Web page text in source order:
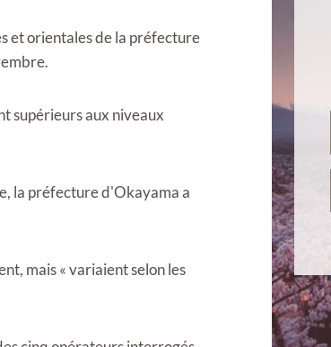
et orientales de la préfecture
supérieurs aux niveaux
la préfecture d'Okayama a
mais « variaient selon les